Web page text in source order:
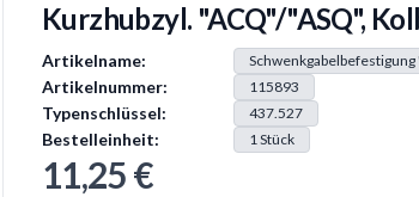
Kurzhubzyl. "ACQ"/"ASQ",
Produkt Information
Artikelname:
Artikelnummer: 115893
Typenschlüssel: 437.527
Bestelleinheit: 1Stück
11,25 €